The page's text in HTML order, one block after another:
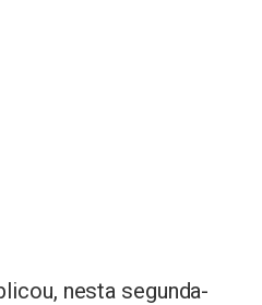
nesta segunda-